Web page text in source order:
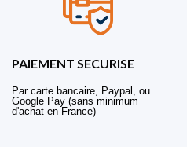
PAIEMENT SECURISE
Par carte bancaire, Paypal, ou
Google Pay (sans minimum
d'achat en France)